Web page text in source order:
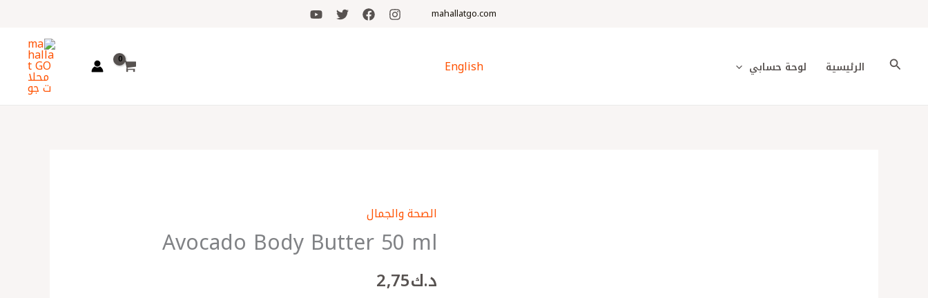
mahallatgo.com
البحث الرئيسية لوحة حسابي English
الصحة والجمال
Avocado Body Butter 50 ml
د.ك2٫75
كمية
Avocado
Butter